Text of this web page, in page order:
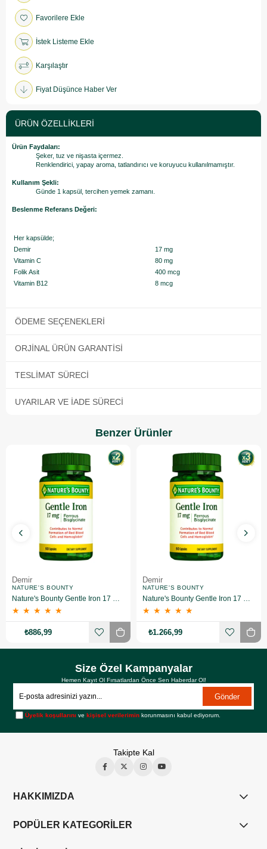
Favorilere Ekle
İstek Listeme Ekle
Karşılaştır
Fiyat Düşünce Haber Ver
ÜRÜN ÖZELLIKLERI
Ürün Faydaları:
Şeker, tuz ve nişasta içermez.
Renklendirici, yapay aroma, tatlandırıcı ve koruyucu kullanılmamıştır.
Kullanım Şekli:
Günde 1 kapsül, tercihen yemek zamanı.
Beslenme Referans Değeri:
Her kapsülde;
Demir
17 mg
Vitamin C
80 mg
Folik Asit
400 mcg
Vitamin B12
8 mcg
ÖDEME SEÇENEKLERI
ORJINAL ÜRÜN GARANTISI
TESLIMAT SÜRECI
UYARILAR VE İADE SÜRECI
Benzer Ürünler
Demir
NATURE'S BOUNTY
Nature's Bounty Gentle Iron 17 Mg 60 Kapsül 2 Adet
★ ★ ★ ★ ★
₺886,99
Demir
NATURE'S BOUNTY
Nature's Bounty Gentle Iron 17 mg 60 Kapsül 3 Adet
★ ★ ★ ★ ★
₺1.266,99
Size Özel Kampanyalar
Hemen Kayıt Ol Fırsatlardan Önce Sen Haberdar Ol!
Gönder
Üyelik koşullarını vekişisel verilerimin korunmasını kabul ediyorum.
Takipte Kal
HAKKIMIZDA
POPÜLER KATEGORİLER